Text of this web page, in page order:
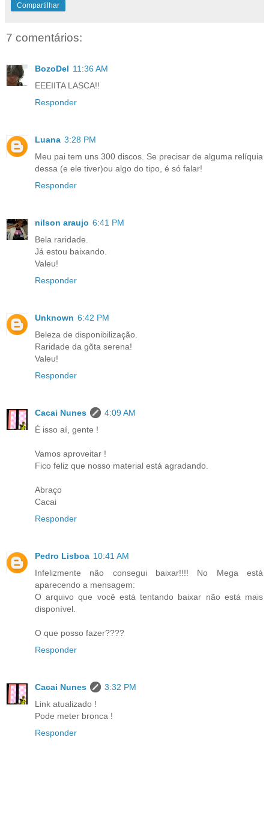
Compartilhar
7 comentários:
BozoDel 11:36 AM
EEEIITA LASCA!!
Responder
Luana 3:28 PM
Meu pai tem uns 300 discos. Se precisar de alguma relíquia
dessa (e ele tiver)ou algo do tipo, é só falar!
Responder
nilson araujo 6:41 PM
Bela raridade.
Já estou baixando.
Valeu!
Responder
Unknown 6:42 PM
Beleza de disponibilização.
Raridade da gõta serena!
Valeu!
Responder
Cacai Nunes
4:09 AM
É isso aí, gente !
Vamos aproveitar !
Fico feliz que nosso material está agradando.
Abraço
Cacai
Responder
Pedro Lisboa 10:41 AM
Infelizmente não consegui baixar!!!! No Mega está
aparecendo a mensagem:
O arquivo que você está tentando baixar não está mais
disponível.
O que posso fazer????
Responder
Cacai Nunes
3:32 PM
Link atualizado !
Pode meter bronca !
Responder